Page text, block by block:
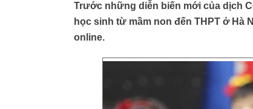
Trước những diễn biến mới của dịch
học sinh từ mầm non đến THPT ở Hà
online.